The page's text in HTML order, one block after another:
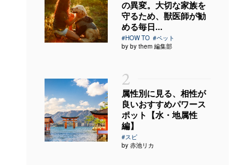
の異変。大切な家族を
守るため、獣医師が勧
める毎日...
#HOW TO #ペット
by by them 編集部
2
属性別に見る、相性が
良いおすすめパワース
ポット【水・地属性
編】
#スピ
by 赤池リカ